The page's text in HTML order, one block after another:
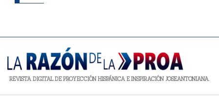
REVISTA DIGITAL DE PROYECCIÓN HISPÁNICA E INSPIRACIÓN JOSEANTONIANA.